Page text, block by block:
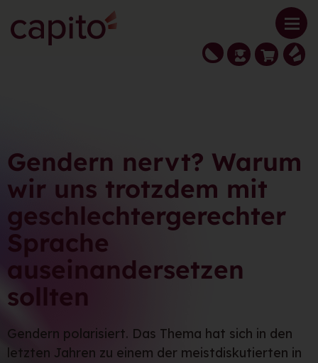
Gendern nervt? Warum
wir uns trotzdem mit
geschlechtergerechter
Sprache
auseinandersetzen
sollten
Gendern polarisiert. Das Thema hat sich in den
letzten Jahren zu einem der meistdiskutierten in